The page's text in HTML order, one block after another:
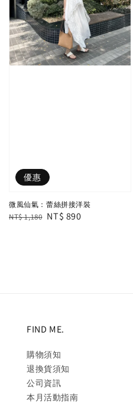
優惠
微風仙氣：蕾絲拼接洋裝
Regular
NT$ 1,180 Sale
NT$ 890
FIND ME.
購物須知
退換貨須知
公司資訊
本月活動指南